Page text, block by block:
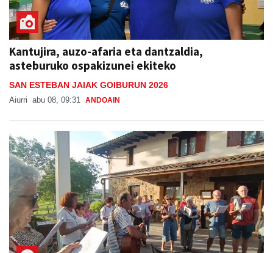
Kantujira, auzo-afaria eta dantzaldia,
asteburuko ospakizunei ekiteko
SAN ESTEBAN JAIAK GOIBURUN 2026
Aiurri abu 08, 09:31 ANDOAIN